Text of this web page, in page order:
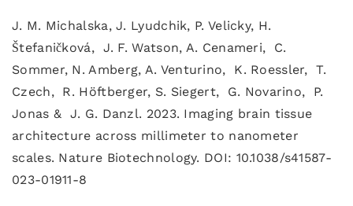
J. M. Michalska, J. Lyudchik, P. Velicky, H.
Štefaničková, J. F. Watson, A. Cenameri, C.
Sommer, N. Amberg, A. Venturino, K. Roessler, T.
Czech, R. Höftberger, S. Siegert, G. Novarino, P.
Jonas & J. G. Danzl. 2023. Imaging brain tissue
architecture across millimeter to nanometer
scales. Nature Biotechnology. DOI: 10.1038/s41587-
023-01911-8